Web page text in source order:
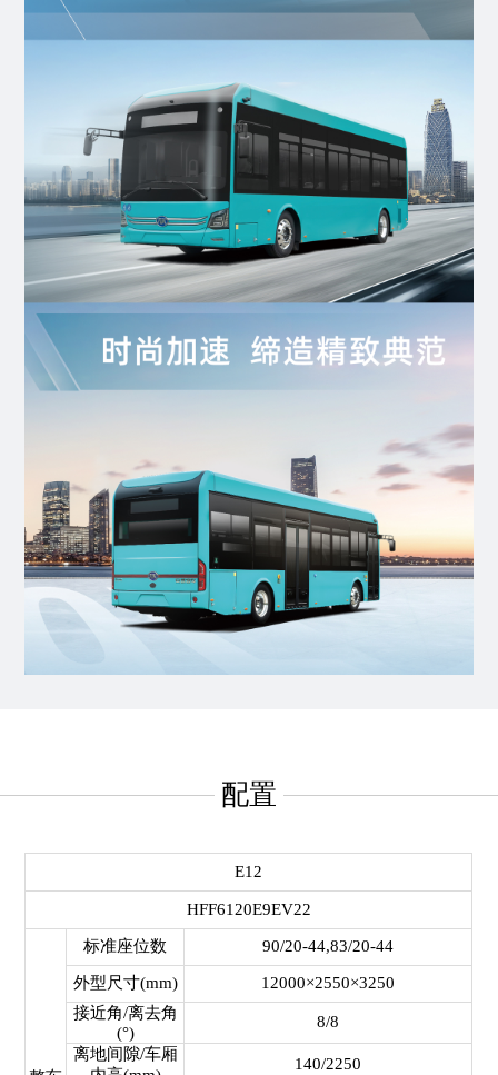
配置
E12
HFF6120E9EV22
标准座位数 90/20-44,83/20-44
外型尺寸(mm)
12000×2550×3250
接近角/离去角
(°)
8/8
离地间隙/车厢
140/2250